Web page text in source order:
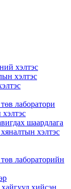
хэлтэс
хэлтэс
лаборатори
шаардлага
хэлтэс
лабораторийн
хийсэн